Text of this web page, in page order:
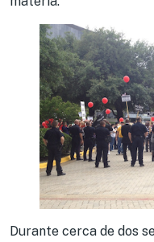
Durante cerca de dos